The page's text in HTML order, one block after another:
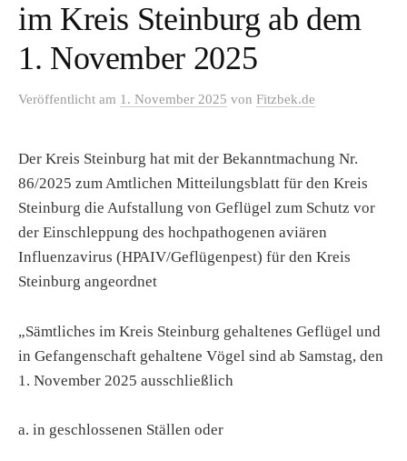
im Kreis Steinburg ab dem
1. November 2025
Veröffentlicht am 1. November 2025 von Fitzbek.de
Der Kreis Steinburg hat mit der Bekanntmachung Nr.
86/2025 zum Amtlichen Mitteilungsblatt für den Kreis
Steinburg die Aufstallung von Geflügel zum Schutz vor
der Einschleppung des hochpathogenen aviären
Influenzavirus (HPAIV/Geflügenpest) für den Kreis
Steinburg angeordnet
„Sämtliches im Kreis Steinburg gehaltenes Geflügel und
in Gefangenschaft gehaltene Vögel sind ab Samstag, den
1. November 2025 ausschließlich
a. in geschlossenen Ställen oder